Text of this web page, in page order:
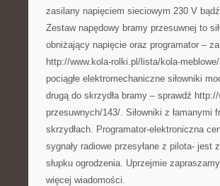
zasilany napięciem sieciowym 230 V
Zestaw napędowy bramy przesuwnej to
obniżający napięcie oraz programator –
http://www.kola-rolki.pl/lista/kola-
pociągłe elektromechaniczne siłowniki
drugą do skrzydła bramy – sprawdź
przesuwnych/143/. Siłowniki z
skrzydłach. Programator-elektroniczna
sygnały radiowe przesyłane z pilota-
słupku ogrodzenia. Uprzejmie
więcej wiadomości.